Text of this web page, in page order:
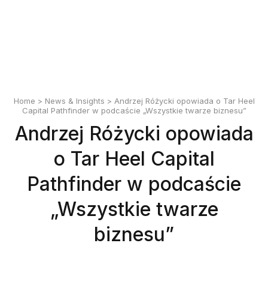
Home > News & Insights > Andrzej Różycki opowiada o Tar Heel
Capital Pathfinder w podcaście „Wszystkie twarze biznesu”
Andrzej Różycki opowiada
o Tar Heel Capital
Pathfinder w podcaście
„Wszystkie twarze
biznesu”